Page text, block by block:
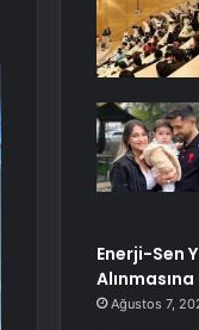
Enerji-Sen
Ağustos 7,